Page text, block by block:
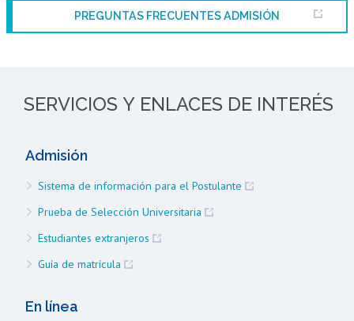
PREGUNTAS FRECUENTES ADMISIÓN
SERVICIOS Y ENLACES DE INTERÉS
Admisión
Sistema de información para el Postulante
Prueba de Selección Universitaria
Estudiantes extranjeros
Guía de matrícula
En línea